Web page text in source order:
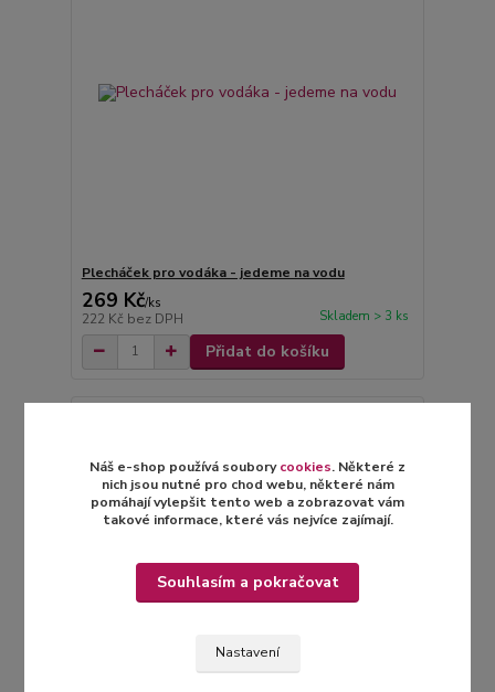
Plecháček pro vodáka - jedeme na vodu
269 Kč/ks
222 Kč bez DPH Skladem > 3 ks
Přidat do košíku
Náš e-shop používá souborycookies. Některé z
nich jsou nutné pro chod webu, některé nám
pomáhají vylepšit tento web a zobrazovat vám
takové informace, které vás nejvíce zajímají.
Nastavení
Souhlasím a pokračovat